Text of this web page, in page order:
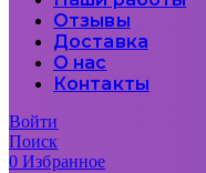
Отзывы
Доставка
О нас
Контакты
Войти
Поиск
0Избранное